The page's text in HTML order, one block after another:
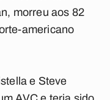
morreu aos 82
americano
e Steve